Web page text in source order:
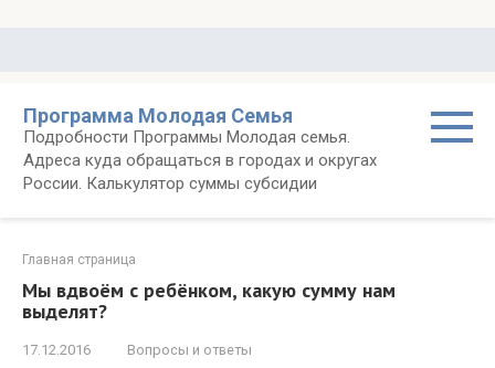
Программа Молодая Семья
Подробности Программы Молодая семья.
Адреса куда обращаться в городах и округах
России. Калькулятор суммы субсидии
Главная страница
Мы вдвоём с ребёнком, какую сумму нам
выделят?
17.12.2016 Вопросы и ответы